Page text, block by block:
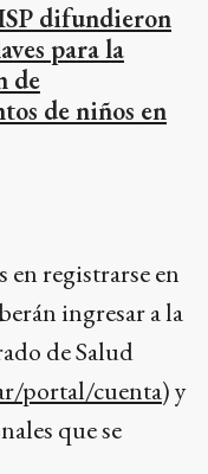
difundieron
para la
de
de niños en
en registrarse en
ingresar a la
de Salud
portal/cuenta) y
que se